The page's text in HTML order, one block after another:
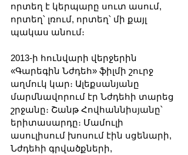
որտեղ է կերպարը սուտ ասում,
որտեղ՝ լռում, որտեղ՝ մի քայլ
պակաս անում։
2013-ի հունվարի վերջերին
«Գարեգին Նժդեհ» ֆիլմի շուրջ
աղմուկ կար։ Ալեքսանյանը
մարմնավորում էր Նժդեհի տարեց
շրջանը։ Շանթ Հովհաննիսյանը՝
երիտասարդը։ Մամուլի
ասուլիսում խոսում էին սցենարի,
Նժդեհի գրվածքների,